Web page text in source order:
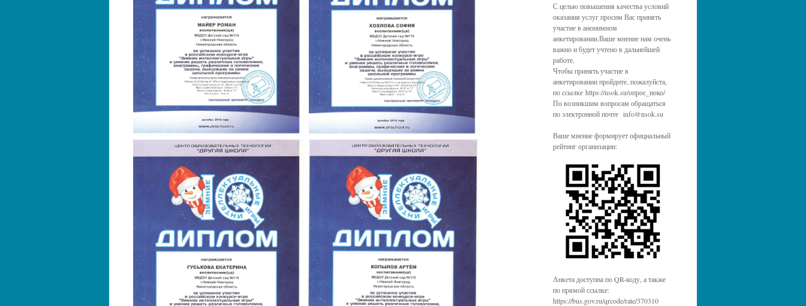
С целью повышения качества условий
оказания услуг просим Вас принять
участие в анонимном
анкетировании.Ваше мнение нам очень
важно и будет учтено в дальнейшей
работе.
Чтобы принять участие в
анкетировании пройдите, пожалуйста,
по ссылке https://nsok.su/опрос_ноко/
По возникшим вопросам обращаться
по электронной почте info@nsok.su
Ваше мнение формирует официальный
рейтинг организации:
Анкета доступна по QR-коду, а также
по прямой ссылке:
https://bus.gov.ru/qrcode/rate/370310